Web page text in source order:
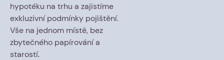
hypotéku na trhu a zajistíme
exkluzivní podmínky pojištění.
Vše na jednom místě, bez
zbytečného papírování a
starostí.